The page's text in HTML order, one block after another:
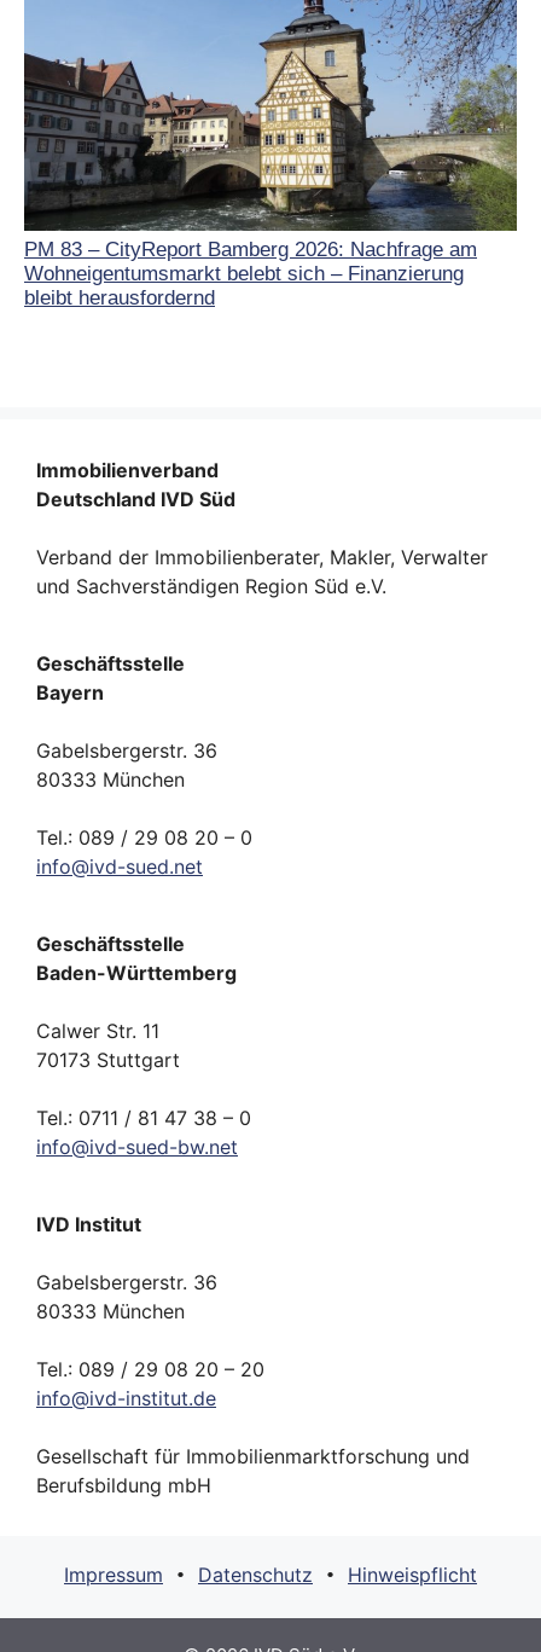
PM 83 – CityReport Bamberg 2026: Nachfrage am
Wohneigentumsmarkt belebt sich – Finanzierung
bleibt herausfordernd
Immobilienverband
Deutschland IVD Süd
Verband der Immobilienberater, Makler, Verwalter
und Sachverständigen Region Süd e.V.
Geschäftsstelle
Bayern
Gabelsbergerstr. 36
80333 München
Tel.: 089 / 29 08 20 – 0
info@ivd-sued.net
Geschäftsstelle
Baden-Württemberg
Calwer Str. 11
70173 Stuttgart
Tel.: 0711 / 81 47 38 – 0
info@ivd-sued-bw.net
IVD Institut
Gabelsbergerstr. 36
80333 München
Tel.: 089 / 29 08 20 – 20
info@ivd-institut.de
Gesellschaft für Immobilienmarktforschung und
Berufsbildung mbH
Impressum • Datenschutz • Hinweispflicht